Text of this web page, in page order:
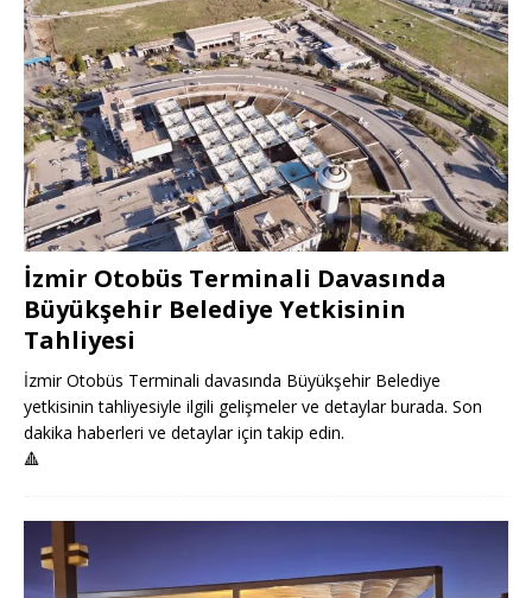
İzmir Otobüs Terminali Davasında
Büyükşehir Belediye Yetkisinin
Tahliyesi
İzmir Otobüs Terminali davasında Büyükşehir Belediye
yetkisinin tahliyesiyle ilgili gelişmeler ve detaylar burada. Son
dakika haberleri ve detaylar için takip edin.
🔺